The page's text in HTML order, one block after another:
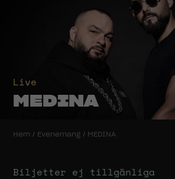
Live
MEDINA
Hem / Evenemang / MEDINA
Biljetter ej tillgänliga